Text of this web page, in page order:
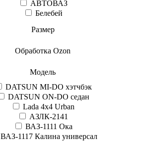
АВТОВАЗ
Белебей
Размер
Обработка Ozon
Модель
DATSUN MI-DO хэтчбэк
DATSUN ON-DO седан
Lada 4x4 Urban
АЗЛК-2141
ВАЗ-1111 Ока
ВАЗ-1117 Калина универсал